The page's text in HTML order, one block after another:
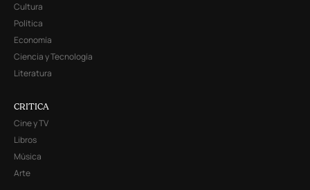
Cultura
Política
Economía
Ciencia y Tecnología
Literatura
CRITICA
Cine y TV
Libros
Música
Arte